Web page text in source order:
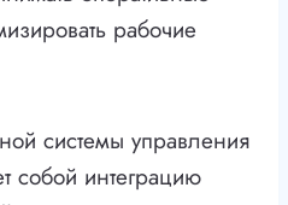
рабочие
системы управления
собой интеграцию